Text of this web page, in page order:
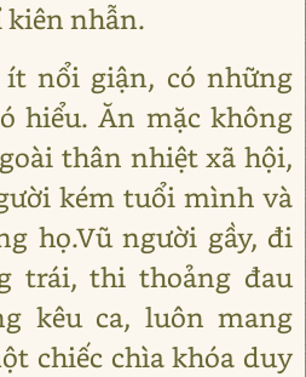
kiên nhẫn.
nổi giận, có những
hiểu. Ăn mặc không
thân nhiệt xã hội,
kém tuổi mình và
họ.Vũ người gầy, đi
trái, thi thoảng đau
kêu ca, luôn mang
chiếc chìa khóa duy